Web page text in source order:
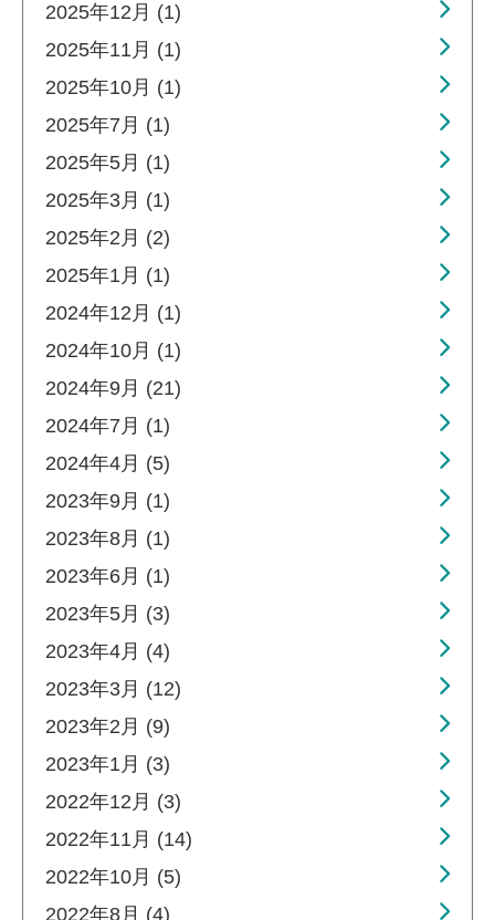
2025年12月 (1)
2025年11月 (1)
2025年10月 (1)
2025年7月 (1)
2025年5月 (1)
2025年3月 (1)
2025年2月 (2)
2025年1月 (1)
2024年12月 (1)
2024年10月 (1)
2024年9月 (21)
2024年7月 (1)
2024年4月 (5)
2023年9月 (1)
2023年8月 (1)
2023年6月 (1)
2023年5月 (3)
2023年4月 (4)
2023年3月 (12)
2023年2月 (9)
2023年1月 (3)
2022年12月 (3)
2022年11月 (14)
2022年10月 (5)
2022年8月 (4)